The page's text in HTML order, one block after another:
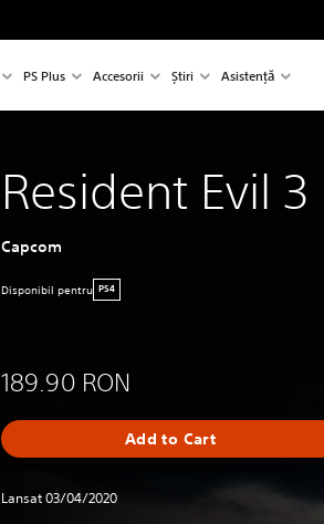
PS Plus Accesorii Știri Asistență
Resident Evil 3
Capcom
Disponibil pentru PS4
189.90 RON
Add to Cart
Lansat 03/04/2020